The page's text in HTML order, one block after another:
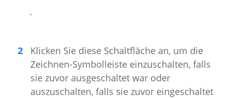
Klicken Sie diese Schaltfläche an, um die
Zeichnen-Symbolleiste einzuschalten, falls
sie zuvor ausgeschaltet war oder
auszuschalten, falls sie zuvor eingeschaltet